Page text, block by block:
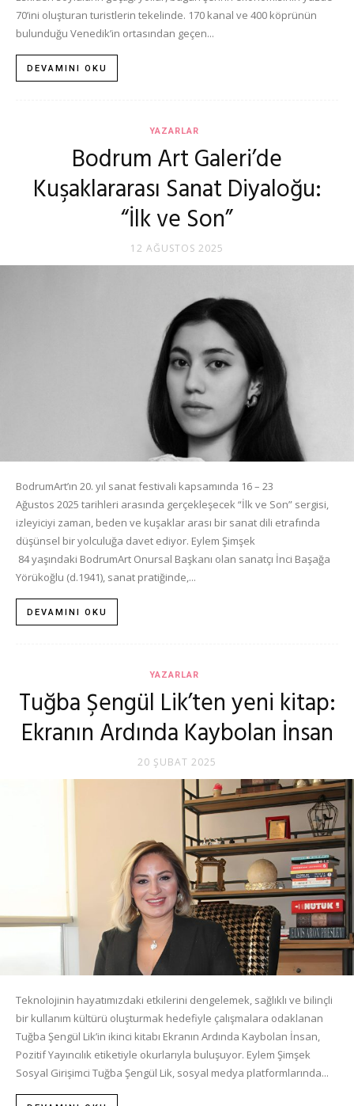
70’ini oluşturan turistlerin tekelinde. 170 kanal ve 400 köprünün
bulunduğu Venedik’in ortasından geçen...
DEVAMINI OKU
YAZARLAR
Bodrum Art Galeri’de
Kuşaklararası Sanat Diyaloğu:
“İlk ve Son”
12 AĞUSTOS 2025
BodrumArt’ın 20. yıl sanat festivali kapsamında 16 – 23
Ağustos 2025 tarihleri arasında gerçekleşecek “İlk ve Son” sergisi,
izleyiciyi zaman, beden ve kuşaklar arası bir sanat dili etrafında
düşünsel bir yolculuğa davet ediyor. Eylem Şimşek
84 yaşındaki BodrumArt Onursal Başkanı olan sanatçı İnci Başağa
Yörükoğlu (d.1941), sanat pratiğinde,...
DEVAMINI OKU
YAZARLAR
Tuğba Şengül Lik’ten yeni kitap:
Ekranın Ardında Kaybolan İnsan
20 ŞUBAT 2025
Teknolojinin hayatımızdaki etkilerini dengelemek, sağlıklı ve bilinçli
bir kullanım kültürü oluşturmak hedefiyle çalışmalara odaklanan
Tuğba Şengül Lik’in ikinci kitabı Ekranın Ardında Kaybolan İnsan,
Pozitif Yayıncılık etiketiyle okurlarıyla buluşuyor. Eylem Şimşek
Sosyal Girişimci Tuğba Şengül Lik, sosyal medya platformlarında...